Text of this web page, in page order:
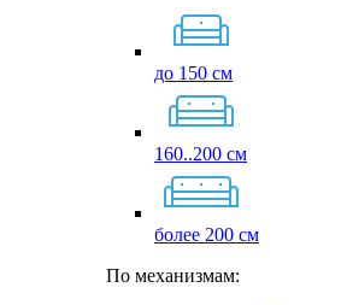
до 150 см
160..200 см
более 200 см
По механизмам: